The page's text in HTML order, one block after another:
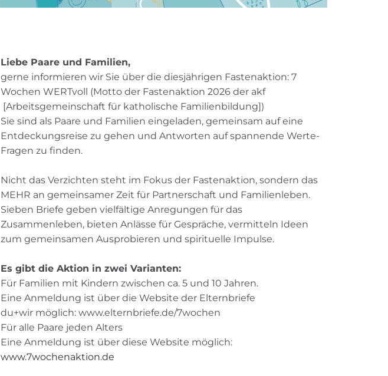
Liebe Paare und Familien,
gerne informieren wir Sie über die diesjährigen Fastenaktion: 7
Wochen WERTvoll (Motto der Fastenaktion 2026 der akf
[Arbeitsgemeinschaft für katholische Familienbildung])
Sie sind als Paare und Familien eingeladen, gemeinsam auf eine
Entdeckungsreise zu gehen und Antworten auf spannende Werte-
Fragen zu finden.
Nicht das Verzichten steht im Fokus der Fastenaktion, sondern das
MEHR an gemeinsamer Zeit für Partnerschaft und Familienleben.
Sieben Briefe geben vielfältige Anregungen für das
Zusammenleben, bieten Anlässe für Gespräche, vermitteln Ideen
zum gemeinsamen Ausprobieren und spirituelle Impulse.
Es gibt die Aktion in zwei Varianten:
Für Familien mit Kindern zwischen ca. 5 und 10 Jahren.
Eine Anmeldung ist über die Website der Elternbriefe
du+wir möglich: www.elternbriefe.de/7wochen
Für alle Paare jeden Alters
Eine Anmeldung ist über diese Website möglich:
www.7wochenaktion.de